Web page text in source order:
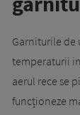
Garniturile de
temperaturii
aerul rece se
funcționeze